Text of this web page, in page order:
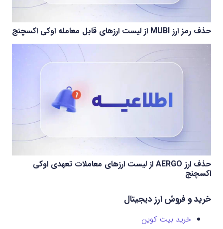
حذف رمز ارز MUBI از لیست ارزهای قابل معامله اوکی اکسچنج
حذف ارز AERGO از لیست ارزهای معاملات تعهدی اوکی
اکسچنج
خرید و فروش ارز دیجیتال
خرید بیت کوین